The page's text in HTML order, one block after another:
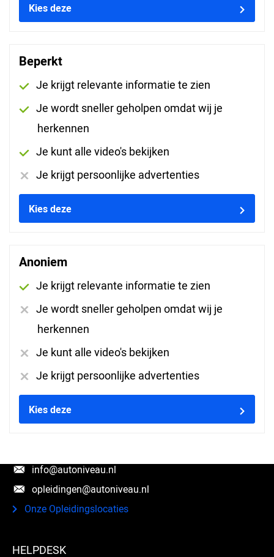
Kies deze
Beperkt
Je krijgt relevante informatie te zien
Je wordt sneller geholpen omdat wij je
herkennen
Je kunt alle video's bekijken
Je krijgt persoonlijke advertenties
Kies deze
Anoniem
Je krijgt relevante informatie te zien
Je wordt sneller geholpen omdat wij je
herkennen
Je kunt alle video's bekijken
Je krijgt persoonlijke advertenties
Kies deze
Professionele kunststof koffer
Deze Professionele kunststof koffer zorgt
ervoor dat u de Remote altijd goed beschermt
kunt opbergen of transporteren. De
voorgevormde inleg zorgt ervoor dat de
koffer kunnen worden opgeborgen.
Meer informatie
VOLG ONS
CONTACT
info@autoniveau.nl
opleidingen@autoniveau.nl
Onze Opleidingslocaties
HELPDESK